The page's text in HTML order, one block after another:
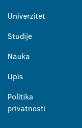
Univerzitet
Studije
Nauka
Upis
Politika
privatnosti